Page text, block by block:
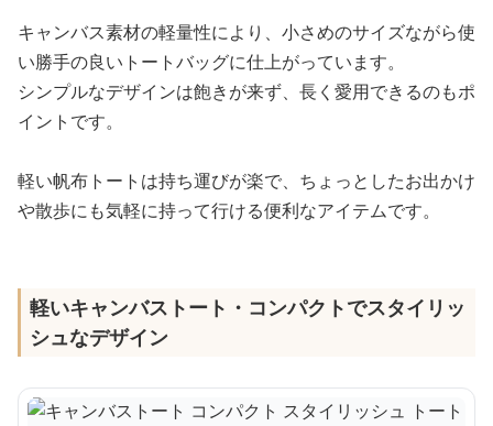
キャンバス素材の軽量性により、小さめのサイズながら使
い勝手の良いトートバッグに仕上がっています。
シンプルなデザインは飽きが来ず、長く愛用できるのもポ
イントです。
軽い帆布トートは持ち運びが楽で、ちょっとしたお出かけ
や散歩にも気軽に持って行ける便利なアイテムです。
軽いキャンバストート・コンパクトでスタイリッ
シュなデザイン